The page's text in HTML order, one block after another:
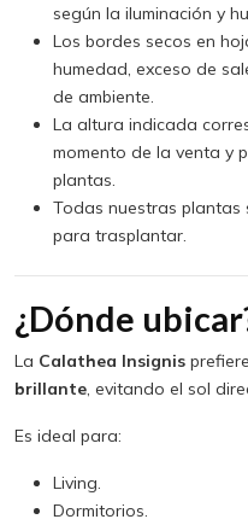
según la iluminación y
Los bordes secos en
humedad, exceso de
de ambiente.
La altura indicada
momento de la venta y
plantas.
Todas nuestras plantas
para trasplantar.
¿Dónde
La Calathea Insignis
brillante, evitando el sol
Es ideal para:
Living.
Dormitorios.